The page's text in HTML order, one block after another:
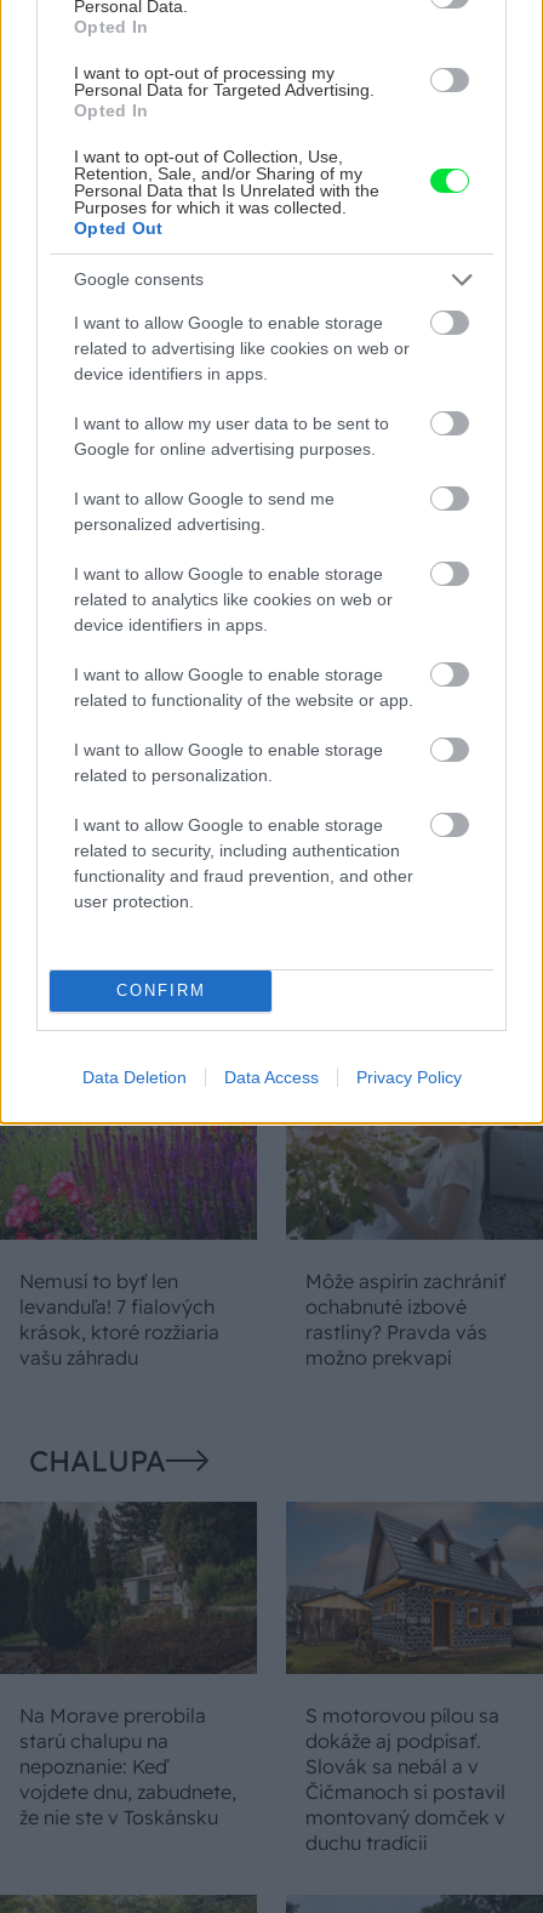
Personal Data.
Opted In
I want to opt-out of processing my
Personal Data for Targeted Advertising.
Opted In
I want to opt-out of Collection, Use,
Retention, Sale, and/or Sharing of my
Personal Data that Is Unrelated with the
Purposes for which it was collected.
Opted Out
Google consents
I want to allow Google to enable storage
related to advertising like cookies on web or
device identifiers in apps.
I want to allow my user data to be sent to
Google for online advertising purposes.
I want to allow Google to send me
personalized advertising.
I want to allow Google to enable storage
related to analytics like cookies on web or
device identifiers in apps.
I want to allow Google to enable storage
related to functionality of the website or app.
I want to allow Google to enable storage
related to personalization.
I want to allow Google to enable storage
related to security, including authentication
functionality and fraud prevention, and other
user protection.
CONFIRM
Data Deletion Data Access Privacy Policy
KOMENTÁRE
VIDEO
ktorá pritiahne pohľady?
Vyrobte si takéto masívne
potrubia v
ZÁHRADA
5 trvaliek s
ktoré dodajú vášmu
záhonu celosezónny
šmrnc
vysaďte na miesta, na
Nemusí to byť len
levanduľa! 7 fialových
krások, ktoré rozžiaria
vašu záhradu
Môže aspirín zachrániť
ochabnuté izbové
rastliny? Pravda vás
možno prekvapí
CHALUPA
Na Morave prerobila
starú chalupu na
nepoznanie: Keď
vojdete dnu, zabudnete,
že nie ste v Toskánsku
S motorovou pílou sa
dokáže aj podpísať.
Slovák sa nebál a v
Čičmanoch si postavil
montovaný domček v
duchu tradícií